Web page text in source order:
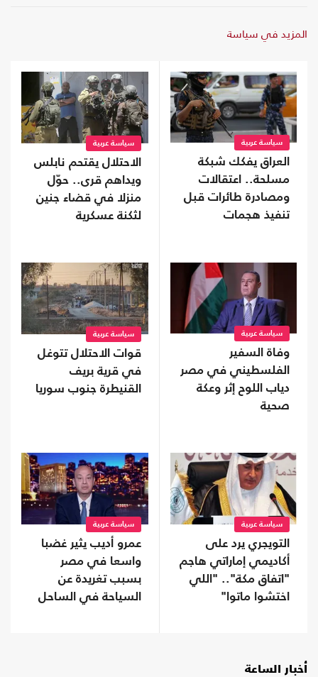
المزيد في سياسة
سياسة عربية
العراق يفكك شبكة
مسلحة.. اعتقالات
ومصادرة طائرات قبل
تنفيذ هجمات
سياسة عربية
الاحتلال يقتحم نابلس
ويداهم قرى.. حوّل
منزلا في قضاء جنين
لثكنة عسكرية
سياسة عربية
وفاة السفير
الفلسطيني في مصر
دياب اللوح إثر وعكة
صحية
سياسة عربية
قوات الاحتلال تتوغل
في قرية بريف
القنيطرة جنوب سوريا
سياسة عربية
التويجري يرد على
أكاديمي إماراتي هاجم
"اتفاق مكة".. "اللي
اختشوا ماتوا"
سياسة عربية
عمرو أديب يثير غضبا
واسعا في مصر
بسبب تغريدة عن
السياحة في الساحل
أخبار الساعة